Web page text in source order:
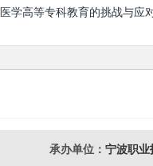
医学高等专科教育的挑战与应
承办单位： 宁波职